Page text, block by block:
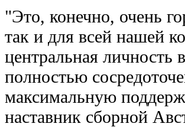
"Это, конечно, очень
так и для всей нашей
центральная личность
полностью
максимальную
наставник сборной